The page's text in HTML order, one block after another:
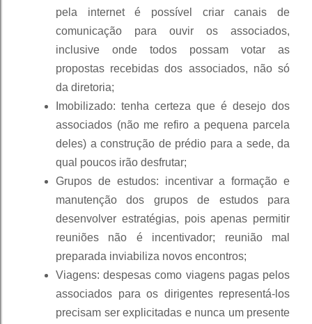
pela internet é possível criar canais de
comunicação para ouvir os associados,
inclusive onde todos possam votar as
propostas recebidas dos associados, não só
da diretoria;
Imobilizado: tenha certeza que é desejo dos
associados (não me refiro a pequena parcela
deles) a construção de prédio para a sede, da
qual poucos irão desfrutar;
Grupos de estudos: incentivar a formação e
manutenção dos grupos de estudos para
desenvolver estratégias, pois apenas permitir
reuniões não é incentivador; reunião mal
preparada inviabiliza novos encontros;
Viagens: despesas como viagens pagas pelos
associados para os dirigentes representá-los
precisam ser explicitadas e nunca um presente